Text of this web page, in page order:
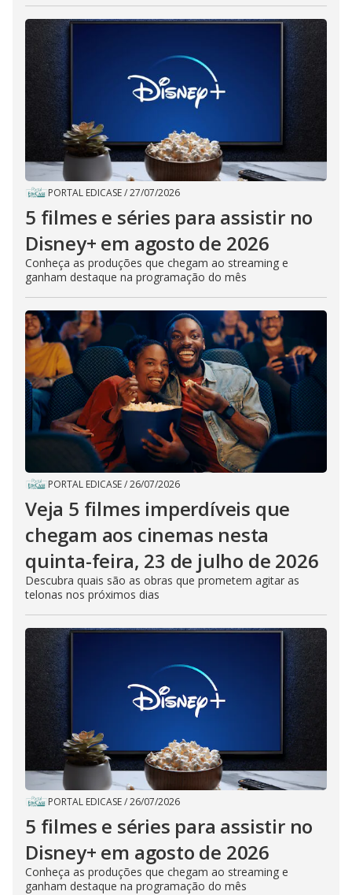
PORTAL EDICASE/27/07/2026
5 filmes e séries para assistir no
Disney+ em agosto de 2026
Conheça as produções que chegam ao streaming e
ganham destaque na programação do mês
PORTAL EDICASE/26/07/2026
Veja 5 filmes imperdíveis que
chegam aos cinemas nesta
quinta-feira, 23 de julho de 2026
Descubra quais são as obras que prometem agitar as
telonas nos próximos dias
PORTAL EDICASE/26/07/2026
5 filmes e séries para assistir no
Disney+ em agosto de 2026
Conheça as produções que chegam ao streaming e
ganham destaque na programação do mês